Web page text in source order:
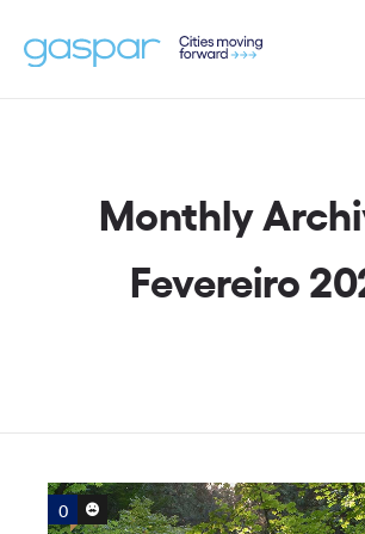
Monthly
Fevereiro
0 0